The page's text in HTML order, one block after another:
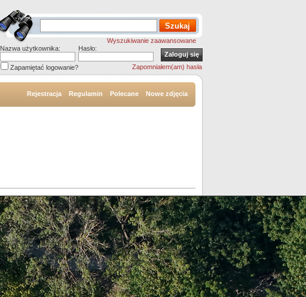
Wyszukiwanie zaawansowane
Nazwa użytkownika:
Hasło:
Zapamiętać logowanie? Zapomniałem(am) hasła
Rejestracja Regulamin Polecane Nowe zdjęcia